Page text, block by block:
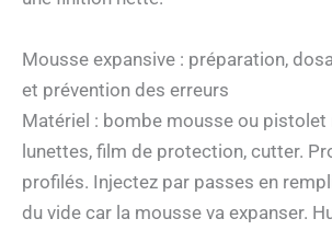
Mousse expansive : préparation,
et prévention des erreurs
Matériel : bombe mousse ou pistolet
lunettes, film de protection, cutter.
profilés. Injectez par passes en
du vide car la mousse va expanser.